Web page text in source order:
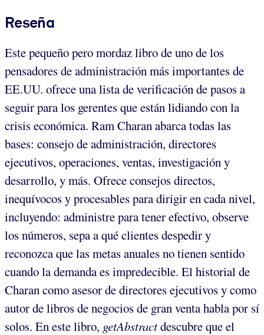
Reseña
Este pequeño pero mordaz libro de uno de los
pensadores de administración más importantes de
EE.UU. ofrece una lista de verificación de pasos a
seguir para los gerentes que están lidiando con la
crisis económica. Ram Charan abarca todas las
bases: consejo de administración, directores
ejecutivos, operaciones, ventas, investigación y
desarrollo, y más. Ofrece consejos directos,
inequívocos y procesables para dirigir en cada nivel,
incluyendo: administre para tener efectivo, observe
los números, sepa a qué clientes despedir y
reconozca que las metas anuales no tienen sentido
cuando la demanda es impredecible. El historial de
Charan como asesor de directores ejecutivos y como
autor de libros de negocios de gran venta habla por sí
solos. En este libro, getAbstractdescubre que el